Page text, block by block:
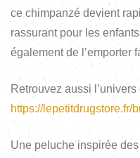
ce chimpanzé devient
rassurant pour les
également de l’emporter
Retrouvez aussi
https://lepetitdrugstore.fr/
Une peluche inspirée